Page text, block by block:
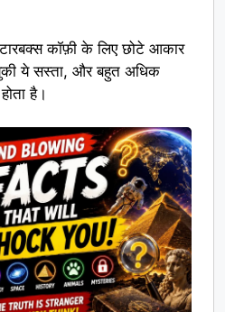
कॉफ़ी के लिए छोटे आकार
ये सस्ता, और बहुत अधिक
है।